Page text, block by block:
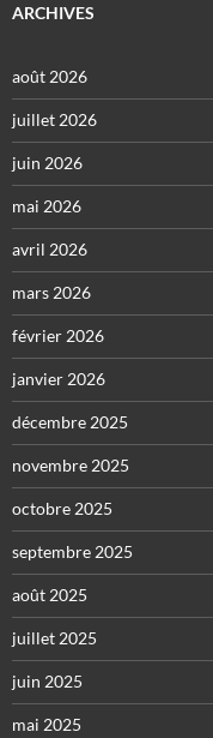
ARCHIVES
août 2026
juillet 2026
juin 2026
mai 2026
avril 2026
mars 2026
février 2026
janvier 2026
décembre 2025
novembre 2025
octobre 2025
septembre 2025
août 2025
juillet 2025
juin 2025
mai 2025